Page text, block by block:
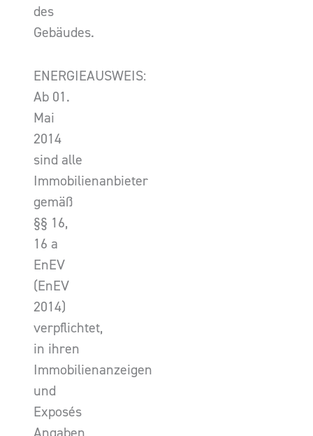
des
Gebäudes.
ENERGIEAUSWEIS:
Ab 01.
Mai
2014
sind alle
Immobilienanbieter
gemäß
§§ 16,
16 a
EnEV
(EnEV
2014)
verpflichtet,
in ihren
Immobilienanzeigen
und
Exposés